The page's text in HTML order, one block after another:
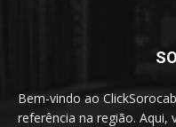
Bem-vindo ao
referência na região. Aqui,